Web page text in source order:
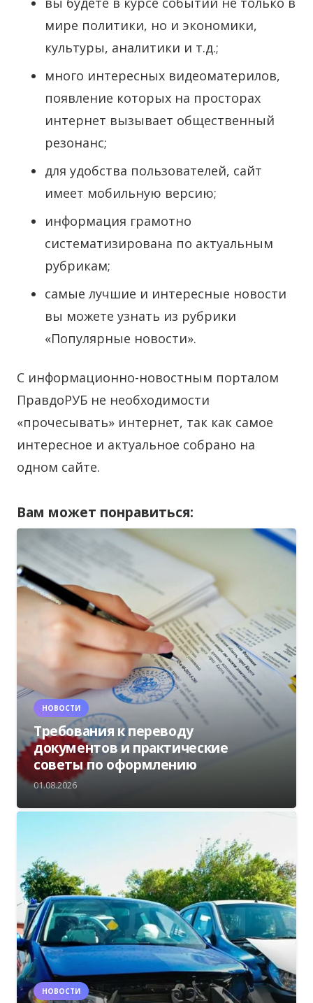
мире политики, но и экономики,
культуры, аналитики и т.д.;
много интересных видеоматерилов,
появление которых на просторах
интернет вызывает общественный
резонанс;
для удобства пользователей, сайт
имеет мобильную версию;
информация грамотно
систематизирована по актуальным
рубрикам;
самые лучшие и интересные новости
вы можете узнать из рубрики
«Популярные новости».
С информационно-новостным порталом
ПравдоРУБ не необходимости
«прочесывать» интернет, так как самое
интересное и актуальное собрано на
одном сайте.
Вам может понравиться:
НОВОСТИ
Требования к переводу
документов и практические
советы по оформлению
01.08.2026
НОВОСТИ